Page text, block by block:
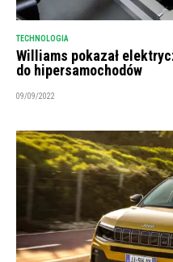
TECHNOLOGIA
Williams pokazał
do hipersamochodów
09/09/2022